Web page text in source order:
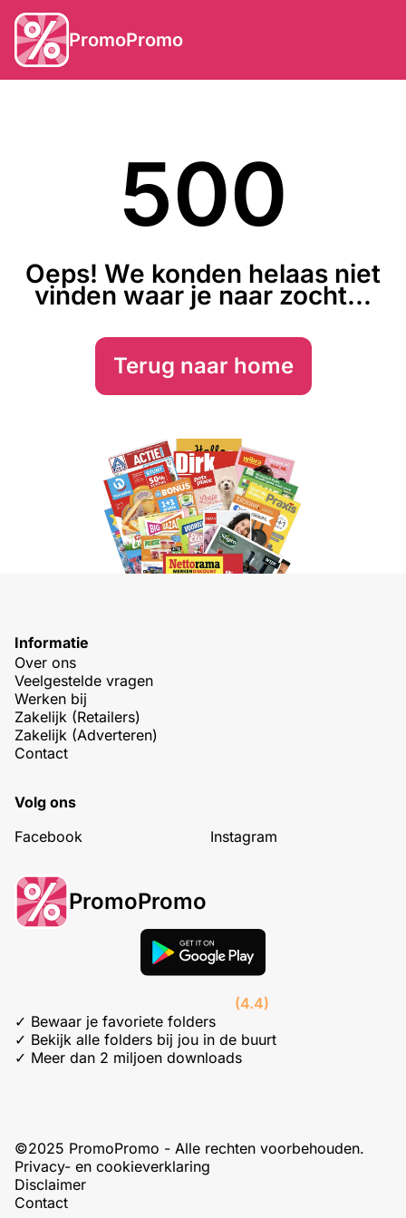
PromoPromo
500
Oeps! We konden helaas niet
vinden waar je naar zocht...
Terug naar home
Informatie
Over ons
Veelgestelde vragen
Werken bij
Zakelijk (Retailers)
Zakelijk (Adverteren)
Contact
Volg ons
Facebook
Instagram
PromoPromo
(4.4)
✓ Bewaar je favoriete folders
✓ Bekijk alle folders bij jou in de buurt
✓ Meer dan 2 miljoen downloads
©2025 PromoPromo - Alle rechten voorbehouden.
Privacy- en cookieverklaring
Disclaimer
Contact